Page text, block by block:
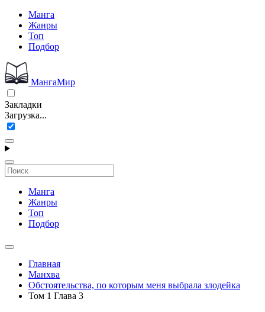
Манга
Жанры
Топ
Подбор
МангаМир
Закладки
Загрузка...
Манга
Жанры
Топ
Подбор
Главная
Манхва
Обстоятельства, по которым меня выбрала злодейка
Том 1 Глава 3